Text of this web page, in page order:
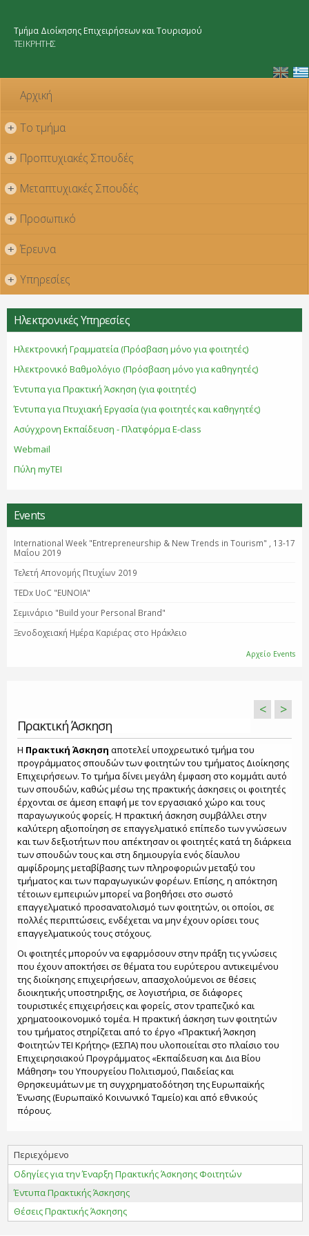
κυρίως
Τμήμα Διοίκησης Επιχειρήσεων και Τουρισμού
ΤΕΙ ΚΡΗΤΗΣ
Αρχική
+ Το τμήμα
+ Προπτυχιακές Σπουδές
+ Μεταπτυχιακές Σπουδές
+ Προσωπικό
+ Έρευνα
+ Υπηρεσίες
Ηλεκτρονικές Υπηρεσίες
Ηλεκτρονική Γραμματεία (Πρόσβαση μόνο για φοιτητές)
Ηλεκτρονικό Βαθμολόγιο (Πρόσβαση μόνο για καθηγητές)
Έντυπα για Πρακτική Άσκηση (για φοιτητές)
Έντυπα για Πτυχιακή Εργασία (για φοιτητές και καθηγητές)
Ασύγχρονη Εκπαίδευση - Πλατφόρμα E-class
Webmail
Πύλη myTEI
Events
International Week "Entrepreneurship & New Trends in Tourism" , 13-17
Μαΐου 2019
Τελετή Απονομής Πτυχίων 2019
TEDx UoC "EUNOIA"
Σεμινάριο "Βuild your Personal Brand"
Ξενοδοχειακή Ημέρα Καριέρας στο Ηράκλειο
Αρχείο Events
Πρακτική Άσκηση
< >
Η Πρακτική Άσκηση αποτελεί υποχρεωτικό τμήμα του
προγράμματος σπουδών των φοιτητών του τμήματος Διοίκησης
Επιχειρήσεων. Το τμήμα δίνει μεγάλη έμφαση στο κομμάτι αυτό
των σπουδών, καθώς μέσω της πρακτικής άσκησεις οι φοιτητές
έρχονται σε άμεση επαφή με τον εργασιακό χώρο και τους
παραγωγικούς φορείς. Η πρακτική άσκηση συμβάλλει στην
καλύτερη αξιοποίηση σε επαγγελματικό επίπεδο των γνώσεων
και των δεξιοτήτων που απέκτησαν οι φοιτητές κατά τη διάρκεια
των σπουδών τους και στη δημιουργία ενός δίαυλου
αμφίδρομης μεταβίβασης των πληροφοριών μεταξύ του
τμήματος και των παραγωγικών φορέων. Επίσης, η απόκτηση
τέτοιων εμπειριών μπορεί να βοηθήσει στο σωστό
επαγγελματικό προσανατολισμό των φοιτητών, οι οποίοι, σε
πολλές περιπτώσεις, ενδέχεται να μην έχουν ορίσει τους
επαγγελματικούς τους στόχους.
Οι φοιτητές μπορούν να εφαρμόσουν στην πράξη τις γνώσεις
που έχουν αποκτήσει σε θέματα του ευρύτερου αντικειμένου
της διοίκησης επιχειρήσεων, απασχολούμενοι σε θέσεις
διοικητικής υποστηριξης, σε λογιστήρια, σε διάφορες
τουριστικές επιχειρήσεις και φορείς, στον τραπεζικό και
χρηματοοικονομικό τομέα. Η πρακτική άσκηση των φοιτητών
του τμήματος στηρίζεται από το έργο «Πρακτική Άσκηση
Φοιτητών ΤΕΙ Κρήτης» (ΕΣΠΑ) που υλοποιείται στο πλαίσιο του
Επιχειρησιακού Προγράμματος «Εκπαίδευση και Δια Βίου
Μάθηση» του Υπουργείου Πολιτισμού, Παιδείας και
Θρησκευμάτων με τη συγχρηματοδότηση της Ευρωπαϊκής
Ένωσης (Ευρωπαϊκό Κοινωνικό Ταμείο) και από εθνικούς
πόρους.
Περιεχόμενο
Οδηγίες για την Έναρξη Πρακτικής Άσκησης Φοιτητών
Έντυπα Πρακτικής Άσκησης
Θέσεις Πρακτικής Άσκησης